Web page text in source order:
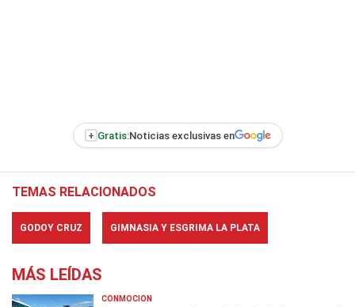
+ Gratis:Noticias exclusivas en
TEMAS RELACIONADOS
GODOY CRUZ GIMNASIA Y ESGRIMA LA PLATA
MÁS LEÍDAS
CONMOCIÓN